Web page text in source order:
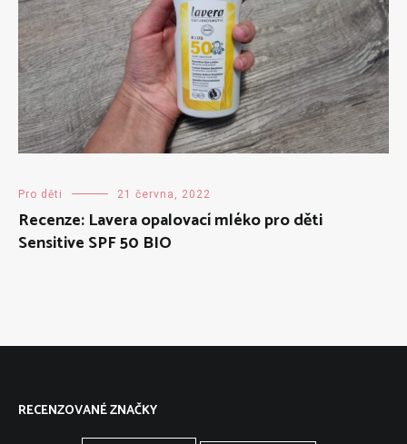
Pro děti 21 června, 2022
Recenze: Lavera opalovací mléko pro děti
Sensitive SPF 50 BIO
RECENZOVANÉ ZNAČKY